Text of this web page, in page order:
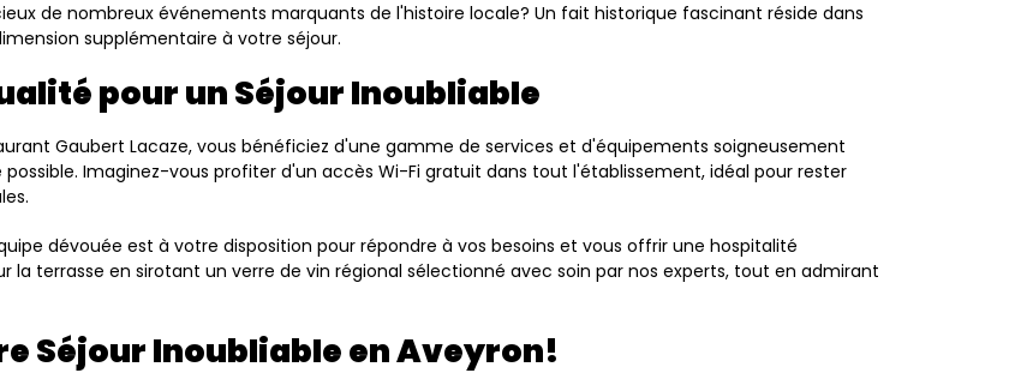
de nombreux événements marquants de l'histoire locale? Un fait historique fascinant réside dans
supplémentaire à votre séjour.
pour un Séjour Inoubliable
Gaubert Lacaze, vous bénéficiez d'une gamme de services et d'équipements soigneusement
Imaginez-vous profiter d'un accès Wi-Fi gratuit dans tout l'établissement, idéal pour rester
dévouée est à votre disposition pour répondre à vos besoins et vous offrir une hospitalité
la terrasse en sirotant un verre de vin régional sélectionné avec soin par nos experts, tout en admirant
Séjour Inoubliable en Aveyron!